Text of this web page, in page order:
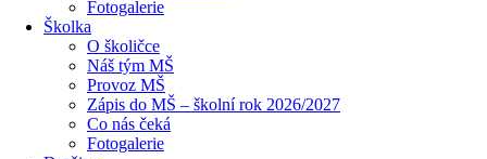
Fotogalerie
Školka
O školičce
Náš tým MŠ
Provoz MŠ
Zápis do MŠ – školní rok 2026/2027
Co nás čeká
Fotogalerie